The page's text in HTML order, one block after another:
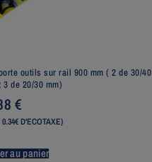
outils sur rail 900 mm ( 2 de 30/40
3 de 20/30 mm)
€
D'ECOTAXE)
au panier